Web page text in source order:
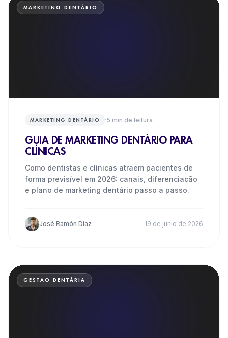
MARKETING DENTÁRIO
MARKETING DENTÁRIO ·5 min de leitura
GUIA DE MARKETING DENTÁRIO PARA
CLÍNICAS
Como dentistas e clínicas atraem pacientes de
forma previsível em 2026: canais, diferenciação
e plano de marketing dentário passo a passo.
José Ramón Díaz 19 de junio de 2026
GESTÃO DENTÁRIA